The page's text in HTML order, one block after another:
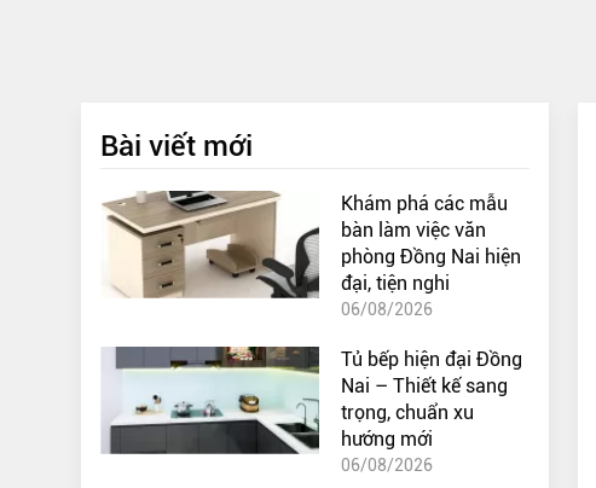
Bài viết mới
Khám phá các mẫu
bàn làm việc văn
phòng Đồng Nai hiện
đại, tiện nghi
06/08/2026
Tủ bếp hiện đại Đồng
Nai – Thiết kế sang
trọng, chuẩn xu
hướng mới
06/08/2026